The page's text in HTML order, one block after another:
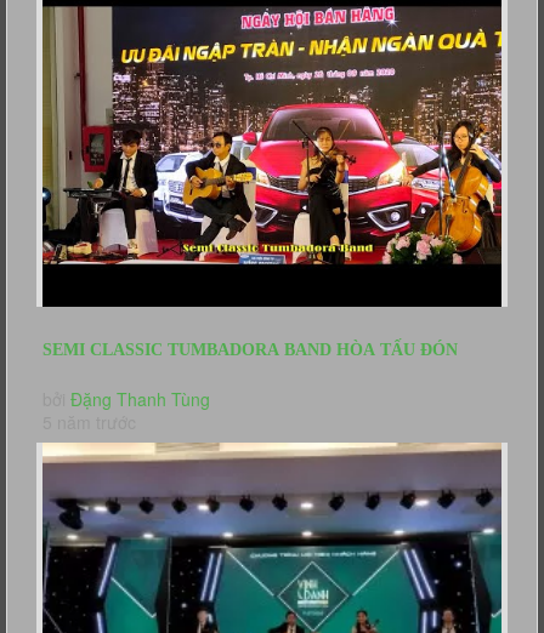
SEMI CLASSIC TUMBADORA BAND HÒA TẤU ĐÓN
KHÁCH SỰ KIỆN BÁN HÀNG SUZUKI HỒNG...
Đặng Thanh Tùng